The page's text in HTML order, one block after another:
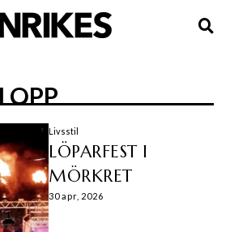
Livsstil
LÖPARFEST I
MÖRKRET
30 apr, 2026